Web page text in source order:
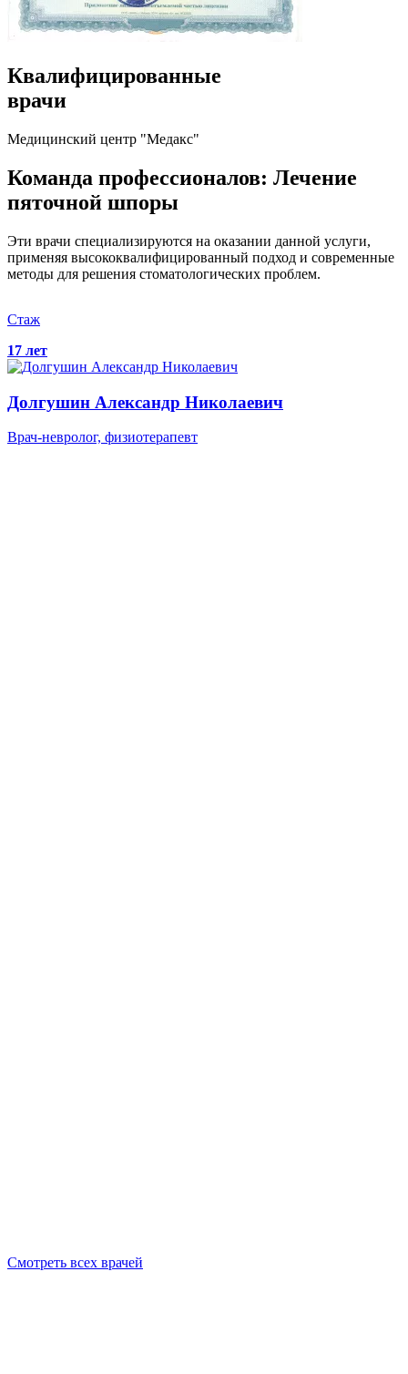
Квалифицированные
врачи
Медицинский центр "Медакс"
Команда профессионалов: Лечение
пяточной шпоры
Эти врачи специализируются на оказании данной услуги,
применяя высококвалифицированный подход и современные
методы для решения стоматологических проблем.
Стаж
17 лет
Долгушин Александр Николаевич
Врач-невролог, физиотерапевт
Смотреть всех врачей